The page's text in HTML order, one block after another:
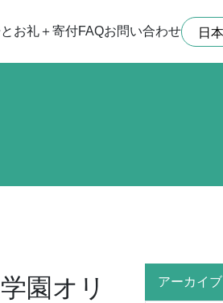
お礼 寄付FAQお問い合わせ
園オリ
アーカイブ